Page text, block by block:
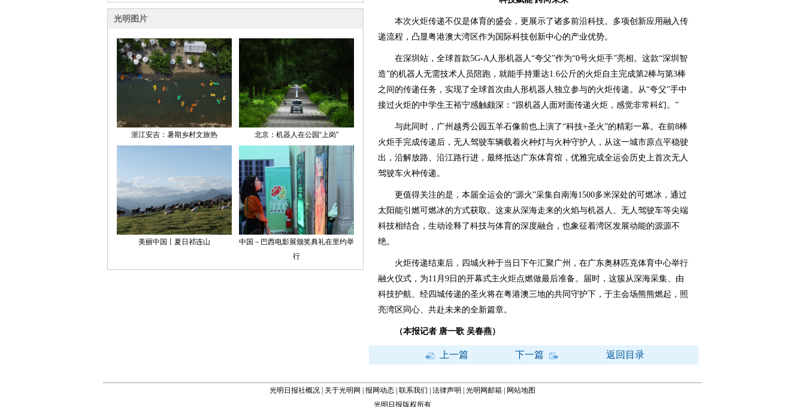
本次火炬传递不仅是体育的盛会，更展示了诸多前沿科技。多项创新应用融入传
递流程，凸显粤港澳大湾区作为国际科技创新中心的产业优势。
在深圳站，全球首款5G-A人形机器人“夸父”作为“0号火炬手”亮相。这款“深圳智
造”的机器人无需技术人员陪跑，就能手持重达1.6公斤的火炬自主完成第2棒与第3棒
之间的传递任务，实现了全球首次由人形机器人独立参与的火炬传递。从“夸父”手中
接过火炬的中学生王裕宁感触颇深：“跟机器人面对面传递火炬，感觉非常科幻。”
与此同时，广州越秀公园五羊石像前也上演了“科技+圣火”的精彩一幕。在前8棒
火炬手完成传递后，无人驾驶车辆载着火种灯与火种守护人，从这一城市原点平稳驶
出，沿解放路、沿江路行进，最终抵达广东体育馆，优雅完成全运会历史上首次无人
驾驶车火种传递。
更值得关注的是，本届全运会的“源火”采集自南海1500多米深处的可燃冰，通过
太阳能引燃可燃冰的方式获取。这束从深海走来的火焰与机器人、无人驾驶车等尖端
科技相结合，生动诠释了科技与体育的深度融合，也象征着湾区发展动能的源源不
绝。
火炬传递结束后，四城火种于当日下午汇聚广州，在广东奥林匹克体育中心举行
融火仪式，为11月9日的开幕式主火炬点燃做最后准备。届时，这簇从深海采集、由
科技护航、经四城传递的圣火将在粤港澳三地的共同守护下，于主会场熊熊燃起，照
亮湾区同心、共赴未来的全新篇章。
（本报记者 唐一歌 吴春燕）
上一篇 下一篇 返回目录
光明日报社概况 关于光明网 报网动态 联系我们 法律声明 光明网邮箱
网站地图
光明日报版权所有